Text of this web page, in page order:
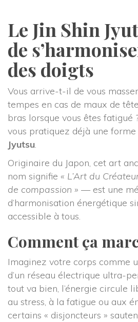
Le Jin Shin
de
des doigt
Vous arrive-t-il de vous
tempes en cas de maux de
bras lorsque vous êtes fatigué
vous pratiquez déjà une
Jyutsu.
Originaire du Japon, cet art
nom signifie « L’Art du
de compassion » — est une
d’harmonisation énergétique
accessible à tous.
Comment ça
Imaginez votre corps comme
d’un réseau électrique ultra-
tout va bien, l’énergie circule
au stress, à la fatigue ou aux
certains « disjoncteurs »